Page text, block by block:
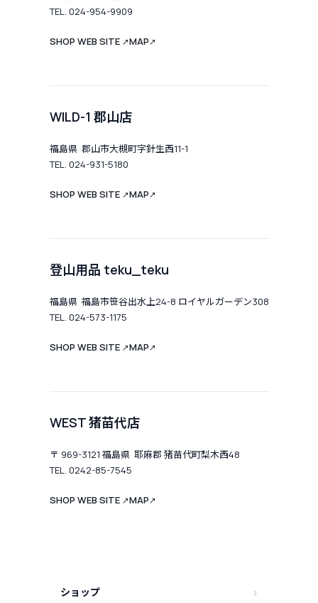
TEL. 024-954-9909
SHOP WEB SITE ↗MAP↗
WILD-1 郡山店
福島県 郡山市大槻町字針生西11-1
TEL. 024-931-5180
SHOP WEB SITE ↗MAP↗
登山用品 teku_teku
福島県 福島市笹谷出水上24-8 ロイヤルガーデン308
TEL. 024-573-1175
SHOP WEB SITE ↗MAP↗
WEST 猪苗代店
〒 969-3121 福島県 耶麻郡 猪苗代町梨木西48
TEL. 0242-85-7545
SHOP WEB SITE ↗MAP↗
ショップ